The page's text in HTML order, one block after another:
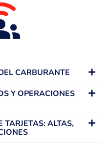
CARBURANTE
Y OPERACIONES
ALTAS,